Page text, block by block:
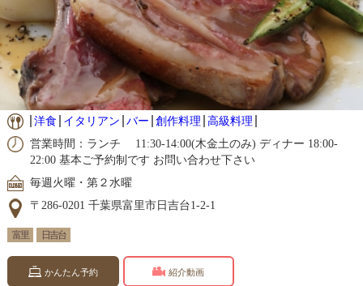
洋食 イタリアン バー 創作料理 高級料理
営業時間：ランチ 11:30-14:00(木金土のみ) ディナー 18:00-
22:00 基本ご予約制です お問い合わせ下さい
毎週火曜・第２水曜
〒286-0201 千葉県富里市日吉台1-2-1
富里 日吉台
かんたん予約 紹介動画